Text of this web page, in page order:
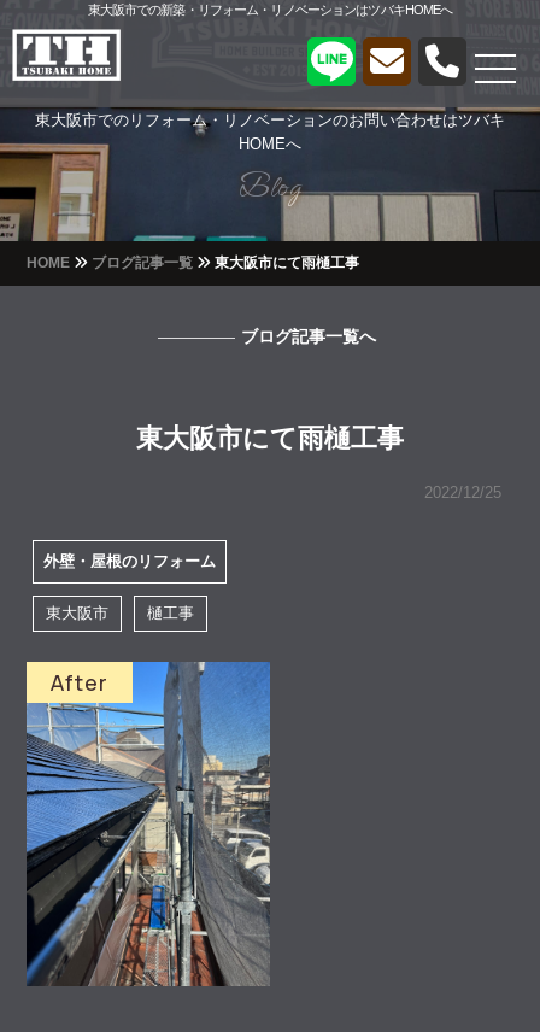
東大阪市での新築・リフォーム・リノベーションはツバキHOMEへ
Blog
Blog
東大阪市でのリフォーム・リノベーションのお問い合わせはツバキ
HOMEへ
HOME ブログ記事一覧 東大阪市にて雨樋工事
ブログ記事一覧へ
東大阪市にて雨樋工事
2022/12/25
外壁・屋根のリフォーム
東大阪市 樋工事